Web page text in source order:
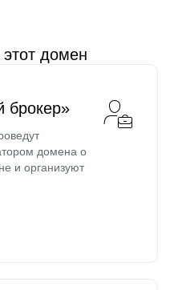
этот домен
брокер»
домена о
и организуют